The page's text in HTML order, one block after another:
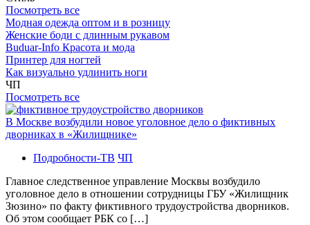
Посмотреть все
Модная одежда оптом и в розницу
Женские боди с длинным рукавом
Buduar-Info Красота и мода
Принтер для ногтей
Как визуально удлинить ноги
ЧП
Посмотреть все
В Москве возбудили новое уголовное дело о фиктивных
дворниках в «Жилищнике»
Подробности-ТВ ЧП
Главное следственное управление Москвы возбудило
уголовное дело в отношении сотрудницы ГБУ «Жилищник
Зюзино» по факту фиктивного трудоустройства дворников.
Об этом сообщает РБК со […]